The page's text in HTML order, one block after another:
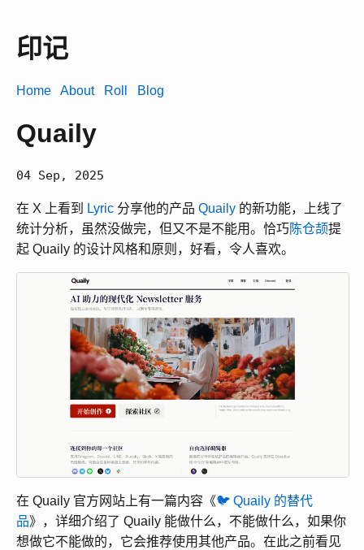
印记
Home About Roll Blog
Quaily
04 Sep, 2025
在 X 上看到 Lyric 分享他的产品 Quaily 的新功能，上线了
统计分析，虽然没做完，但又不是不能用。恰巧 陈仓颉提
起 Quaily 的设计风格和原则，好看，令人喜欢。
在 Quaily 官方网站上有一篇内容《🐦 Quaily 的替代
品》，详细介绍了 Quaily 能做什么，不能做什么，如果你
想做它不能做的，它会推荐使用其他产品。在此之前看见